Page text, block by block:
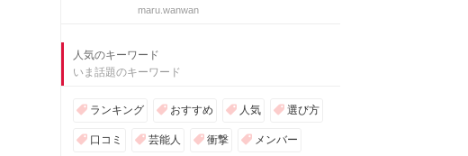
maru.wanwan
人気のキーワード
いま話題のキーワード
ランキング おすすめ 人気 選び方
口コミ 芸能人 衝撃 メンバー